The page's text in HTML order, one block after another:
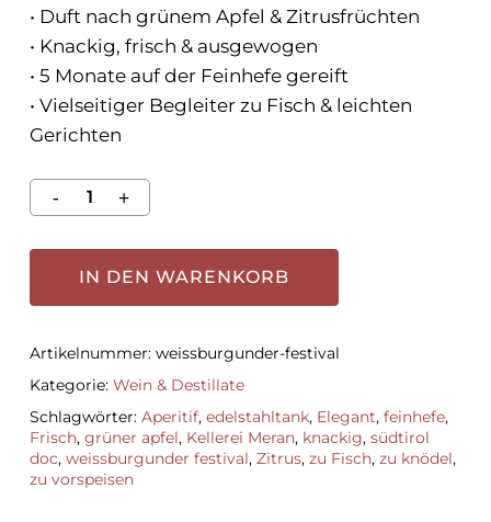
• Duft nach grünem Apfel & Zitrusfrüchten
• Knackig, frisch & ausgewogen
• 5 Monate auf der Feinhefe gereift
• Vielseitiger Begleiter zu Fisch & leichten
Gerichten
IN DEN WARENKORB
Artikelnummer: weissburgunder-festival
Kategorie: Wein & Destillate
Schlagwörter: Aperitif, edelstahltank, Elegant, feinhefe,
Frisch, grüner apfel, Kellerei Meran, knackig, südtirol
doc, weissburgunder festival, Zitrus, zu Fisch, zu knödel,
zu vorspeisen